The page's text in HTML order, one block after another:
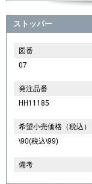
ストッパー
図番
07
発注品番
HH11185
希望小売価格（税込）
\90(税込\99)
備考